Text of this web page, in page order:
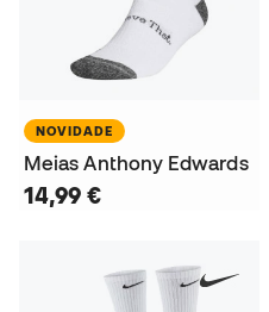
NOVIDADE
Meias Anthony Edwards
14,99 €